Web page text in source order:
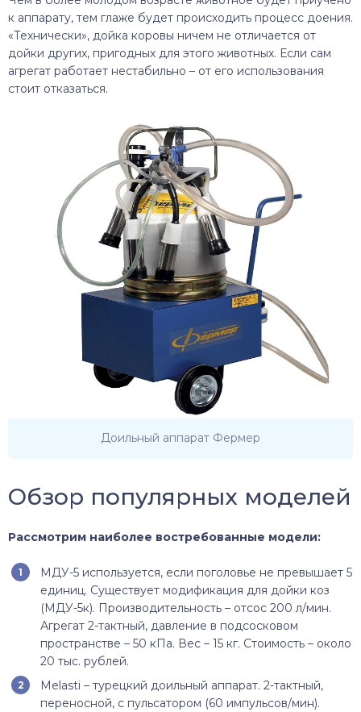
к аппарату, тем глаже будет происходить процесс доения.
«Технически», дойка коровы ничем не отличается от
дойки других, пригодных для этого животных. Если сам
агрегат работает нестабильно – от его использования
стоит отказаться.
Доильный аппарат Фермер
Обзор популярных моделей
Рассмотрим наиболее востребованные модели:
МДУ-5 используется, если поголовье не превышает 5
единиц. Существует модификация для дойки коз
(МДУ-5к). Производительность – отсос 200 л/мин.
Агрегат 2-тактный, давление в подсосковом
пространстве – 50 кПа. Вес – 15 кг. Стоимость – около
20 тыс. рублей.
Melasti – турецкий доильный аппарат. 2-тактный,
переносной, с пульсатором (60 импульсов/мин).